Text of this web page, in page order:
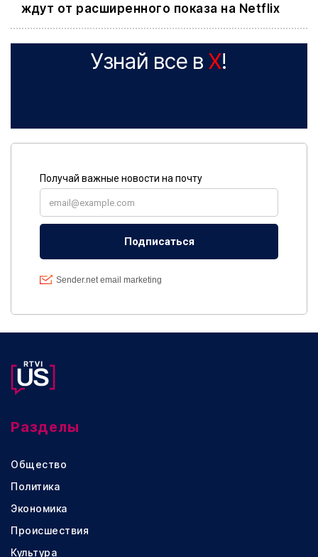
ждут от расширенного показа на Netflix
Узнай все в X!
Разделы
Общество
Политика
Экономика
Происшествия
Культура